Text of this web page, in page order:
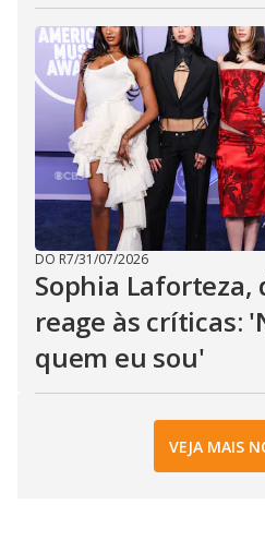
DO R7/31/07/2026
Sophia Laforteza,
reage às críticas:
quem eu sou'
VEJA MAIS